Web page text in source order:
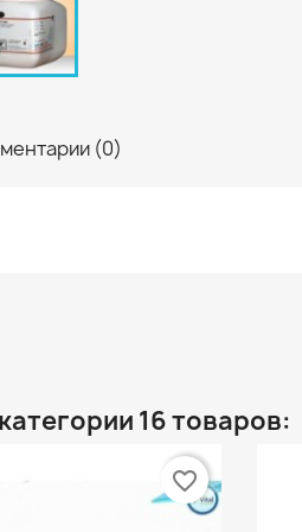
(0)
16 товаров:
favorite_border